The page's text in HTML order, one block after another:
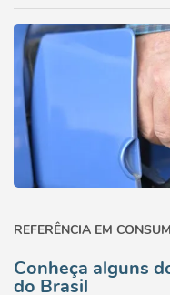
REFERÊNCIA EM
Conheça alguns
do Brasil